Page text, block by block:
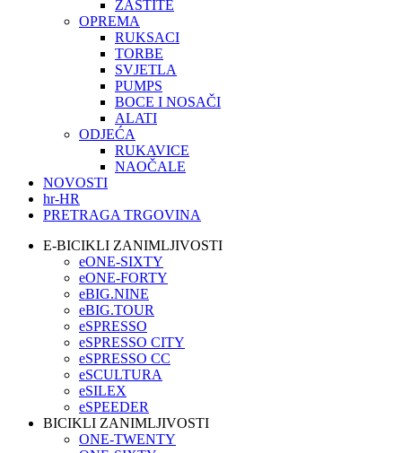
ZAŠTITE
OPREMA
RUKSACI
TORBE
SVJETLA
PUMPS
BOCE I NOSAČI
ALATI
ODJEĆA
RUKAVICE
NAOČALE
NOVOSTI
hr-HR
PRETRAGA TRGOVINA
E-BICIKLI ZANIMLJIVOSTI
eONE-SIXTY
eONE-FORTY
eBIG.NINE
eBIG.TOUR
eSPRESSO
eSPRESSO CITY
eSPRESSO CC
eSCULTURA
eSILEX
eSPEEDER
BICIKLI ZANIMLJIVOSTI
ONE-TWENTY